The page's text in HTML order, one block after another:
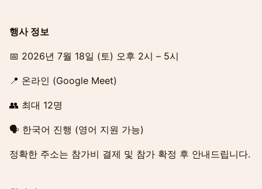
행사 정보
📅 2026년 7월 18일 (토) 오후 2시 – 5시
📍 온라인 (Google Meet)
👥 최대 12명
🗣 한국어 진행 (영어 지원 가능)
정확한 주소는 참가비 결제 및 참가 확정 후 안내드립니다.